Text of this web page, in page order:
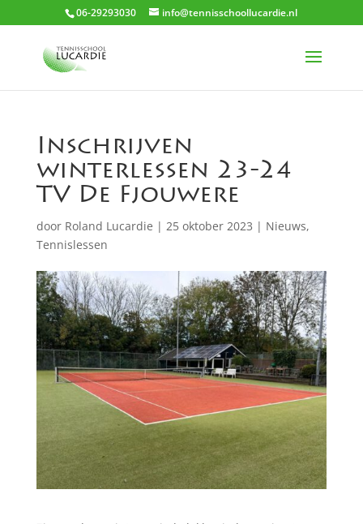
06-29293030 info@tennisschoollucardie.nl
Inschrijven
winterlessen 23-24
TV De Fjouwere
door Roland Lucardie | 25 oktober 2023 | Nieuws,
Tennislessen